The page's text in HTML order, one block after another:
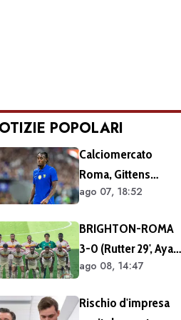
POPOLARI
Calciomercato
Roma, Gittens
nuovo nome per
operazione fattibile
solo in prestito
ago 07, 18:52
BRIGHTON-ROMA
3-0 (Rutter 29', Ayari
40' 49'): ko netto
del tour britannico
ago 08, 14:47
Rischio d'impresa